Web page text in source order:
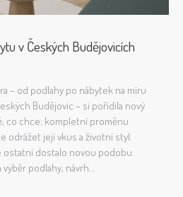
v Českých Budějovicích
– od podlahy po nábytek na míru
Budějovic – si pořídila nový
co chce: kompletní proměnu
odrážet její vkus a životní styl.
ostatní dostalo novou podobu.
výběr podlahy, návrh...